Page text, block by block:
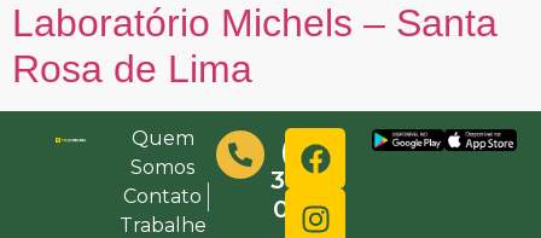
Laboratório Michels – Santa
Rosa de Lima
Quem
Somos
Contato
Trabalhe
(48)
3632-
0000